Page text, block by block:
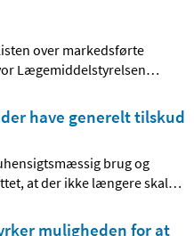
over markedsførte
Lægemiddelstyrelsen…
have generelt tilskud
brug og
at der ikke længere skal…
muligheden for at